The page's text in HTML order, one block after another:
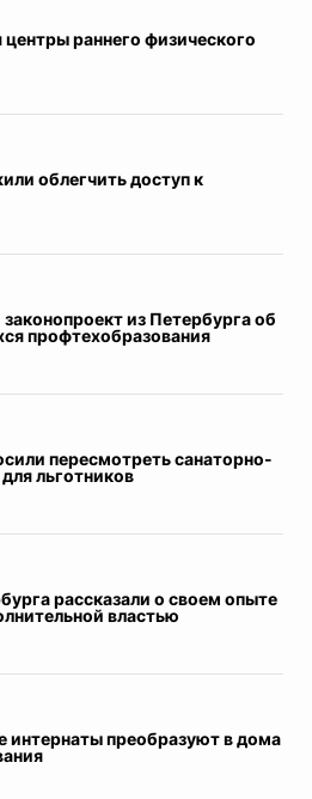
раннего физического
облегчить доступ к
из Петербурга об
профтехобразования
пересмотреть санаторно-
льготников
рассказали о своем опыте
властью
интернаты преобразуют в дома